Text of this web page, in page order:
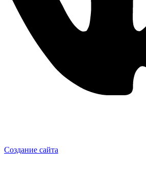
Создание сайта